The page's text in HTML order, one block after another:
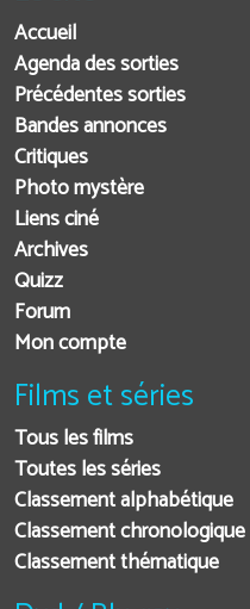
Accueil
Agenda des sorties
Précédentes sorties
Bandes annonces
Critiques
Photo mystère
Liens ciné
Archives
Quizz
Forum
Mon compte
Films et séries
Tous les films
Toutes les séries
Classement alphabétique
Classement chronologique
Classement thématique